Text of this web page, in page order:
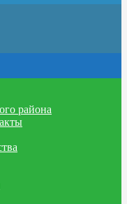
района